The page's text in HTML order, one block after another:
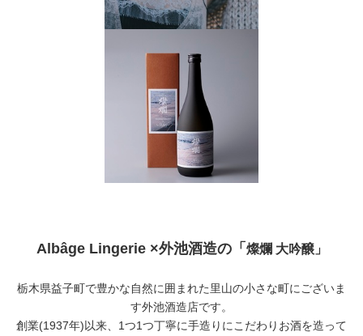
Albâge Lingerie ×外池酒造の「 燦爛 大吟醸」
栃木県益子町で豊かな自然に囲まれた里山の小さな町にございま
す外池酒造店です。
創業(1937年)以来、1つ1つ丁寧に手造りにこだわりお酒を造って